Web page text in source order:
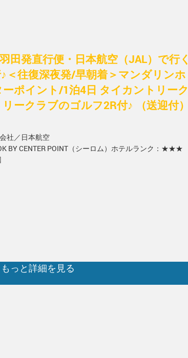
田発直行便・日本航空（JAL）で行く
＜往復深夜発/早朝着＞マンダリンホ
ポイント/1泊4日 タイカントリーク
ークラブのゴルフ2R付♪ （送迎付）
社／日本航空
BY CENTER POINT（シーロム） ホテルランク：★★★
もっと詳細を見る